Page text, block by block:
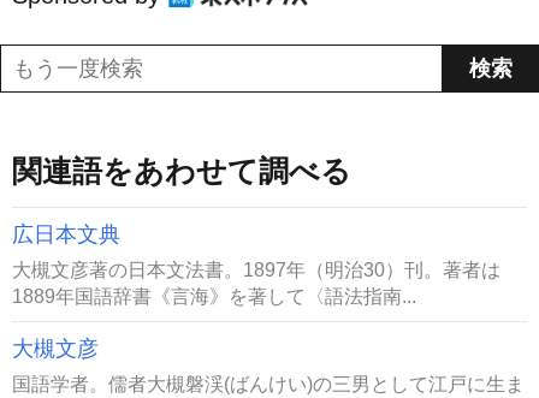
関連語をあわせて調べる
広日本文典
大槻文彦著の日本文法書。1897年（明治30）刊。著者は
1889年国語辞書《言海》を著して〈語法指南...
大槻文彦
国語学者。儒者大槻磐渓(ばんけい)の三男として江戸に生ま